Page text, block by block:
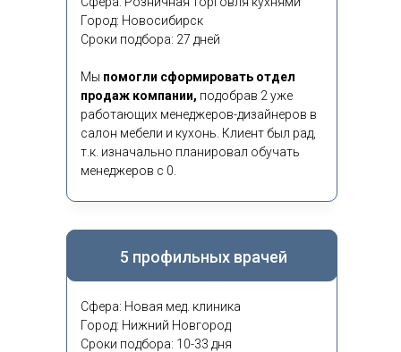
Город: Новосибирск
Сроки подбора: 27 дней
Мы помогли сформировать отдел
продаж компании, подобрав 2 уже
работающих менеджеров-дизайнеров в
салон мебели и кухонь. Клиент был рад,
т.к. изначально планировал обучать
менеджеров с 0.
5 профильных врачей
Сфера: Новая мед. клиника
Город: Нижний Новгород
Сроки подбора: 10-33 дня